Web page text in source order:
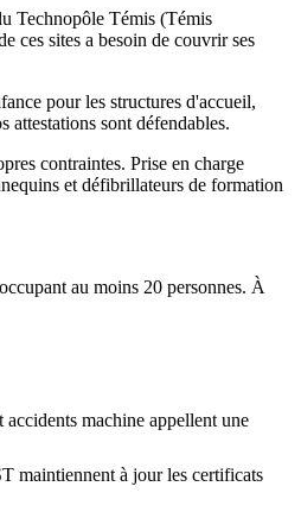
Technopôle Témis (Témis
ces sites a besoin de couvrir ses
pour les structures d'accueil,
sont défendables.
contraintes. Prise en charge
et défibrillateurs de formation
au moins 20 personnes. À
machine appellent une
maintiennent à jour les certificats